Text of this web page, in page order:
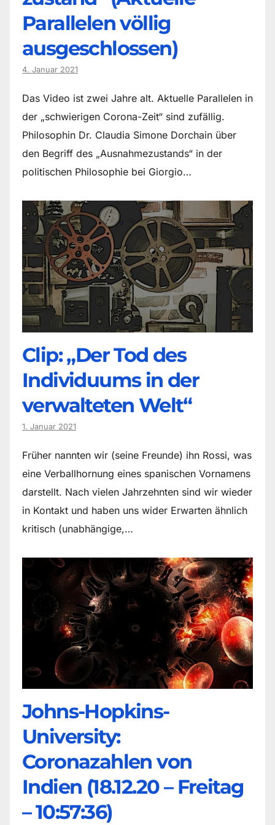
Parallelen völlig
ausgeschlossen)
4. Januar 2021
Das Video ist zwei Jahre alt. Aktuelle Parallelen in
der „schwierigen Corona-Zeit“ sind zufällig.
Philosophin Dr. Claudia Simone Dorchain über
den Begriff des „Ausnahmezustands“ in der
politischen Philosophie bei Giorgio…
Clip: „Der Tod des
Individuums in der
verwalteten Welt“
1. Januar 2021
Früher nannten wir (seine Freunde) ihn Rossi, was
eine Verballhornung eines spanischen Vornamens
darstellt. Nach vielen Jahrzehnten sind wir wieder
in Kontakt und haben uns wider Erwarten ähnlich
kritisch (unabhängige,…
Johns-Hopkins-
University:
Coronazahlen von
Indien (18.12.20 – Freitag
– 10:57:36)